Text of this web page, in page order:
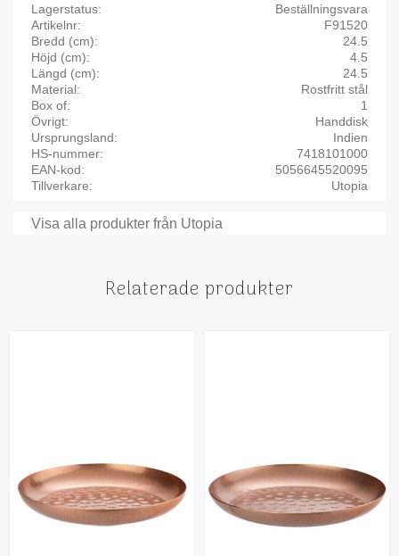
Lagerstatus
Beställningsvara
Artikelnr
F91520
Bredd (cm)
24.5
Höjd (cm)
4.5
Längd (cm)
24.5
Material
Rostfritt stål
Box of
1
Övrigt
Handdisk
Ursprungsland
Indien
HS-nummer
7418101000
EAN-kod
5056645520095
Tillverkare
Utopia
Visa alla produkter från Utopia
Relaterade produkter